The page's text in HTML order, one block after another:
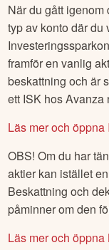
När du gått igenom
typ av konto där du
framför en vanlig
beskattning och är
ett ISK hos Avanza
Läs mer och
OBS! Om du har
aktier kan istället
Beskattning och
påminner om den
Läs mer och